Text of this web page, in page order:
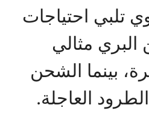
تلبي احتياجات
البري مثالي
بينما الشحن
العاجلة.